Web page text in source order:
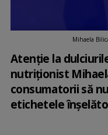
Mihaela
Atenție la
nutriționist
consumatorii să
etichetele